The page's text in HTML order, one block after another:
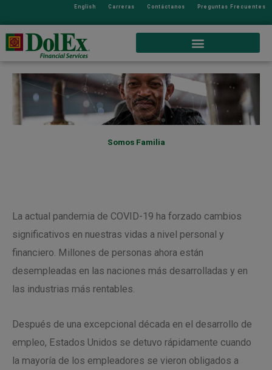
English Carreras Contáctanos Preguntas Frecuentes
Somos Familia
La actual pandemia de COVID-19 ha forzado cambios
significativos en nuestras vidas a nivel personal y
financiero. Millones de personas ahora están
desempleadas en las naciones más desarrolladas y en
las industrias más rentables.
Después de una excepcional década en el desarrollo de
empleo, Estados Unidos se detuvo rápidamente cuando
la mayoría de los empleadores se vieron obligados a